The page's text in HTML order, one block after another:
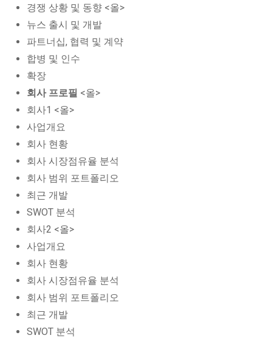
경쟁 상황 및 동향 <올>
뉴스 출시 및 개발
파트너십, 협력 및 계약
합병 및 인수
확장
회사 프로필 <올>
회사1 <올>
사업개요
회사 현황
회사 시장점유율 분석
회사 범위 포트폴리오
최근 개발
SWOT 분석
회사2 <올>
사업개요
회사 현황
회사 시장점유율 분석
회사 범위 포트폴리오
최근 개발
SWOT 분석